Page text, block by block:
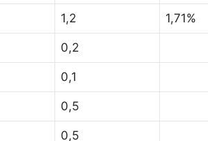
1,2 1,71%
0,2
0,1
0,5
0,5